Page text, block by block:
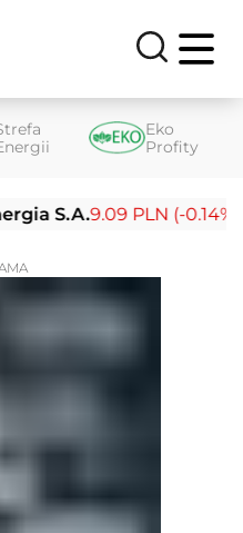
Eko
Profity
S.A.9.09 PLN (-0.14%)